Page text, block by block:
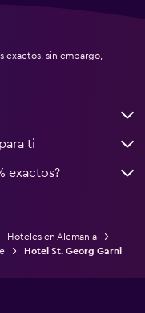
sin embargo,
ti
exactos?
Hoteles en Alemania
Hotel St. Georg Garni